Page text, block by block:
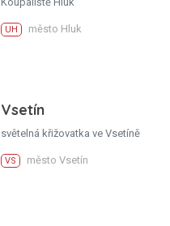
UH město Hluk
Vsetín
světelná křižovatka ve Vsetíně
VS město Vsetín